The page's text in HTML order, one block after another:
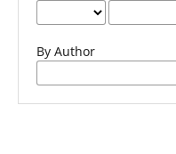
By Author